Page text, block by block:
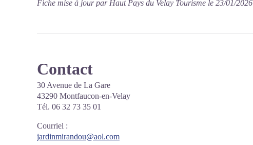
Fiche mise à jour par Haut Pays du Velay Tourisme le 23/01/2026
Contact
30 Avenue de La Gare
43290 Montfaucon-en-Velay
Tél. 06 32 73 35 01
Courriel :
jardinmirandou@aol.com